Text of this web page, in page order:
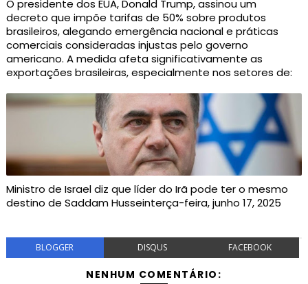
O presidente dos EUA, Donald Trump, assinou um
decreto que impõe tarifas de 50% sobre produtos
brasileiros, alegando emergência nacional e práticas
comerciais consideradas injustas pelo governo
americano. A medida afeta significativamente as
exportações brasileiras, especialmente nos setores de:
Ministro de Israel diz que líder do Irã pode ter o mesmo
destino de Saddam Husseinterça-feira, junho 17, 2025
BLOGGER DISQUS FACEBOOK
NENHUM COMENTÁRIO: